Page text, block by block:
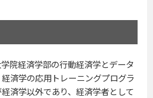
院経済学部の行動経済学とデータ
済学の応用トレーニングプログラ
済学以外であり、経済学者として